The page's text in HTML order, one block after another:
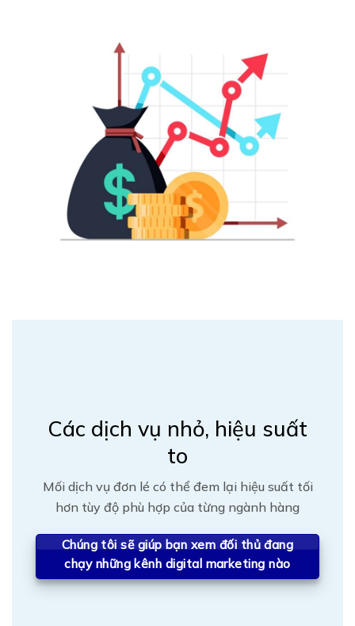
Các dịch vụ nhỏ, hiệu suất
to
Mối dịch vụ đơn lé có thể đem lại hiệu suất tối
hơn tùy độ phù hợp của từng ngành hàng
Chúng tôi sẽ giúp bạn xem đối thủ đang
chạy những kênh digital marketing nào